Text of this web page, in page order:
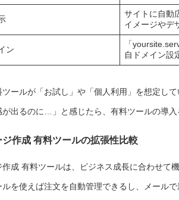
サイトに自動
イメージやデ
ン
「
自ドメイン設
ールが「お試し」や「個人利用」を想定し
出るのに…」と感じたら、有料ツールの導入
作成 有料ツールの拡張性比較
成 有料ツールは、ビジネス成長に合わせて
を使えば注文を自動管理できるし、メール